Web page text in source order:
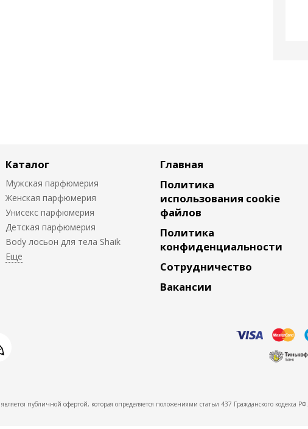
Каталог
Мужская парфюмерия
Женская парфюмерия
Унисекс парфюмерия
Детская парфюмерия
Body лосьон для тела Shaik
Главная
Политика
использования cookie
файлов
Политика
конфиденциальности
Сотрудничество
Вакансии
публичной офертой, которая определяется положениями статьи 437 Гражданского кодекса РФ.